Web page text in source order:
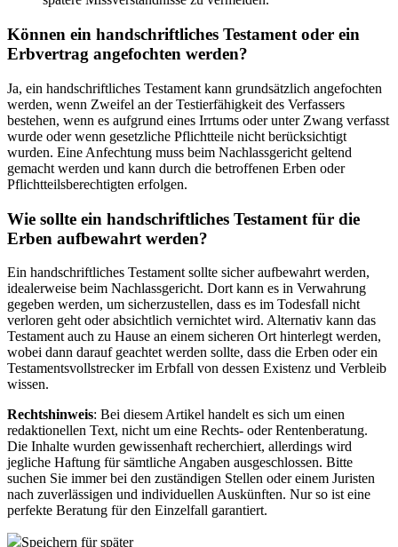
Können ein handschriftliches Testament oder ein
Erbvertrag angefochten werden?
Ja, ein handschriftliches Testament kann grundsätzlich angefochten
werden, wenn Zweifel an der Testierfähigkeit des Verfassers
bestehen, wenn es aufgrund eines Irrtums oder unter Zwang verfasst
wurde oder wenn gesetzliche Pflichtteile nicht berücksichtigt
wurden. Eine Anfechtung muss beim Nachlassgericht geltend
gemacht werden und kann durch die betroffenen Erben oder
Pflichtteilsberechtigten erfolgen.
Wie sollte ein handschriftliches Testament für die
Erben aufbewahrt werden?
Ein handschriftliches Testament sollte sicher aufbewahrt werden,
idealerweise beim Nachlassgericht. Dort kann es in Verwahrung
gegeben werden, um sicherzustellen, dass es im Todesfall nicht
verloren geht oder absichtlich vernichtet wird. Alternativ kann das
Testament auch zu Hause an einem sicheren Ort hinterlegt werden,
wobei dann darauf geachtet werden sollte, dass die Erben oder ein
Testamentsvollstrecker im Erbfall von dessen Existenz und Verbleib
wissen.
Rechtshinweis: Bei diesem Artikel handelt es sich um einen
redaktionellen Text, nicht um eine Rechts- oder Rentenberatung.
Die Inhalte wurden gewissenhaft recherchiert, allerdings wird
jegliche Haftung für sämtliche Angaben ausgeschlossen. Bitte
suchen Sie immer bei den zuständigen Stellen oder einem Juristen
nach zuverlässigen und individuellen Auskünften. Nur so ist eine
perfekte Beratung für den Einzelfall garantiert.
Speichern für später